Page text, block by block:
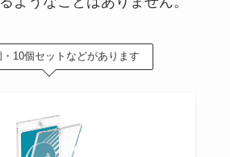
・10個セットなどがあります